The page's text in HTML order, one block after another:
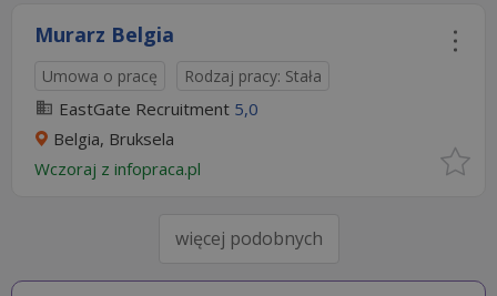
Murarz Belgia
Umowa o pracę Rodzaj pracy: Stała
EastGate Recruitment 5,0
Belgia, Bruksela
Wczoraj z infopraca.pl
więcej podobnych